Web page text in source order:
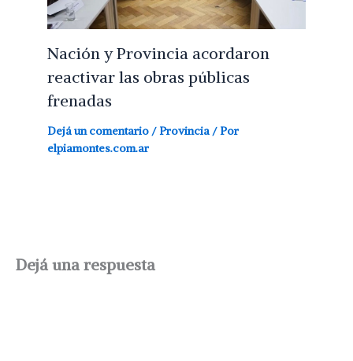
Nación y Provincia acordaron
reactivar las obras públicas
frenadas
Dejá un comentario /Provincia / Por
elpiamontes.com.ar
Dejá una respuesta